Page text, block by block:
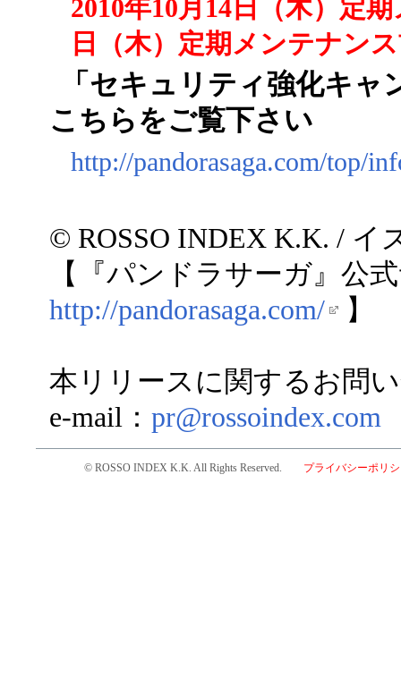
2010年10月14日（木）定
日（木）定期メンテナン
「セキュリティ強化キ
こちらをご覧下さい
http://pandorasaga.com/top/
© ROSSO INDEX K.K. / イ
【『パンドラサーガ』公
http://pandorasaga.com/
】
本リリースに関するお問
e-mail： pr@rossoindex.com